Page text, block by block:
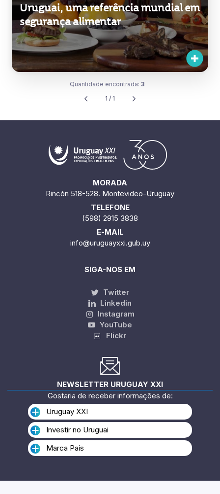
Uruguai, uma referência mundial em
segurança alimentar
Quantidade encontrada: 3
1 / 1
MORADA
Rincón 518-528. Montevideo-Uruguay
TELEFONE
(598) 2915 3838
E-MAIL
info@uruguayxxi.gub.uy
SIGA-NOS EM
Twitter
Linkedin
Instagram
YouTube
Flickr
NEWSLETTER URUGUAY XXI
Gostaria de receber informações de:
Uruguay XXI
Investir no Uruguai
Marca País